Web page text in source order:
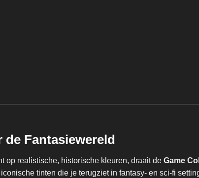
Fantasiewereld
op realistische, historische kleuren, draait de Game
tinten die je terugziet in fantasy- en sci-fi